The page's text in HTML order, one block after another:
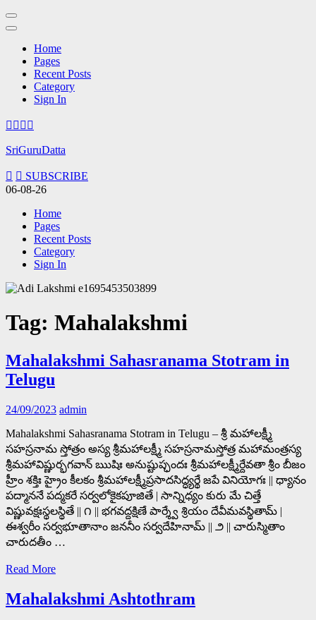
Home
Pages
Recent Posts
Category
Sign In
Skip
content
Enter)
SriGuruDatta
SUBSCRIBE
06-08-26
Home
Pages
Recent Posts
Category
Sign In
Tag: Mahalakshmi
Mahalakshmi Sahasranama Stotram in
Telugu
24/09/2023 admin
Mahalakshmi Sahasranama Stotram in Telugu – శ్రీ మహాలక్ష్మీ
సహస్రనామ స్తోత్రం అస్య శ్రీమహాలక్ష్మీ సహస్రనామస్తోత్ర మహామంత్రస్య
శ్రీమహావిష్ణుర్భగవాన్ ఋషిః అనుష్టుప్ఛందః శ్రీమహాలక్ష్మీర్దేవతా శ్రీం బీజం
హ్రీం శక్తిః హ్రైం కీలకం శ్రీమహాలక్ష్మీప్రసాదసిద్ధ్యర్థే జపే వినియోగః || ధ్యానం
పద్మాననే పద్మకరే సర్వలోకైకపూజితే | సాన్నిధ్యం కురు మే చిత్తే
విష్ణువక్షఃస్థలస్థితే || ౧ || భగవద్దక్షిణే పార్శ్వే శ్రియం దేవీమవస్థితామ్ |
ఈశ్వరీం సర్వభూతానాం జననీం సర్వదేహినామ్ || ౨ || చారుస్మితాం
చారుదతీం …
Read More
Mahalakshmi Ashtothram